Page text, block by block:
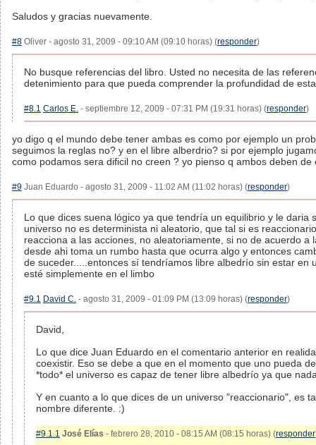
Saludos y gracias nuevamente.
#8 Oliver - agosto 31, 2009 - 09:10 AM (09:10 horas) (responder)
No busque referencias del libro. Usted no necesita de las
detenimiento para que pueda comprender la profundidad de
#8.1 Carlos E. - septiembre 12, 2009 - 07:31 PM (19:31 horas) (responder)
yo digo q el mundo debe tener ambas es como por ejemplo un
seguimos la reglas no? y en el libre alberdrio? si por ejemplo
como podamos sera dificil no creen ? yo pienso q ambos deben
#9 Juan Eduardo - agosto 31, 2009 - 11:02 AM (11:02 horas) (responder)
Lo que dices suena lógico ya que tendría un equilibrio y le daria
universo no es determinista ni aleatorio, que tal si es
reacciona a las acciones, no aleatoriamente, si no de acuerdo
desde ahi toma un rumbo hasta que ocurra algo y entonces
de suceder.....entonces sí tendríamos libre albedrío sin estar en
esté simplemente en el limbo
#9.1 David C. - agosto 31, 2009 - 01:09 PM (13:09 horas) (responder)
David,
Lo que dice Juan Eduardo en el comentario anterior en
coexistir. Eso se debe a que en el momento que uno pueda
*todo* el universo es capaz de tener libre albedrío ya que
Y en cuanto a lo que dices de un universo "reaccionario", es
nombre diferente. :)
#9.1.1 José Elías - febrero 28, 2010 - 08:15 AM (08:15 horas) (responder